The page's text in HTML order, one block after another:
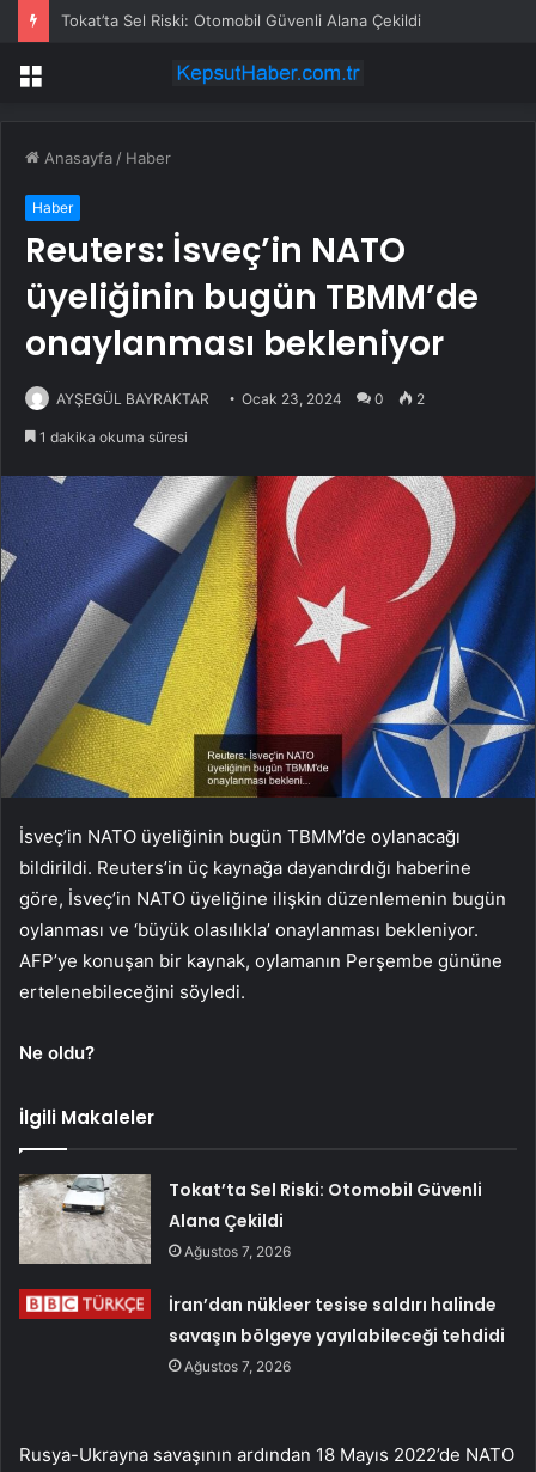
Tokat’ta Sel Riski: Otomobil Güvenli Alana Çekildi
Menü
Anasayfa / Haber
Haber
Reuters: İsveç’in NATO
üyeliğinin bugün TBMM’de
onaylanması bekleniyor
AYŞEGÜL BAYRAKTAR Ocak 23, 2024 0 2
1 dakika okuma süresi
İsveç’in NATO üyeliğinin bugün TBMM’de oylanacağı
bildirildi. Reuters’in üç kaynağa dayandırdığı haberine
göre, İsveç’in NATO üyeliğine ilişkin düzenlemenin bugün
oylanması ve ‘büyük olasılıkla’ onaylanması bekleniyor.
AFP’ye konuşan bir kaynak, oylamanın Perşembe gününe
ertelenebileceğini söyledi.
Ne oldu?
İlgili Makaleler
Tokat’ta Sel Riski: Otomobil Güvenli
Alana Çekildi
Ağustos 7, 2026
İran’dan nükleer tesise saldırı halinde
savaşın bölgeye yayılabileceği tehdidi
Ağustos 7, 2026
Rusya-Ukrayna savaşının ardından 18 Mayıs 2022’de NATO